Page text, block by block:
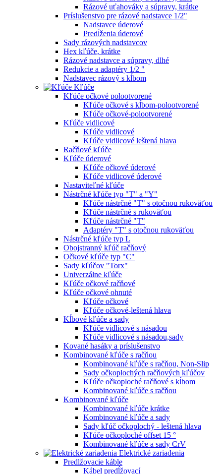
Rázové uťahováky a súpravy, krátke
Príslušenstvo pre rázové nadstavce 1/2"
Nadstavce úderové
Predĺženia úderové
Sady rázových nadstavcov
Hex kľúče, krátke
Rázové nadstavce a súpravy, dlhé
Redukcie a adaptéry 1/2 "
Nadstavec rázový s kĺbom
Kľúče
Kľúče očkové polootvorené
Kľúče očkové s kĺbom-polootvorené
Kľúče očkové-polootvorené
Kľúče vidlicové
Kľúče vidlicové
Kľúče vidlicové leštená hlava
Račňové kľúče
Kľúče úderové
Kľúče očkové úderové
Kľúče vidlicové úderové
Nastaviteľné kľúče
Nástrčné kľúče typ "T" a "Y"
Kľúče nástrčné "T" s otočnou rukoväťou
Kľúče nástrčné s rukoväťou
Kľúče nástrčné "T"
Adaptéry "T" s otočnou rukoväťou
Nástrčné kľúče typ L
Obojstranný kľúč račňový
Očkové kľúče typ "C"
Sady kľúčov "Torx"
Univerzálne kľúče
Kľúče očkové račňové
Kľúče očkové ohnuté
Kľúče očkové
Kľúče očkové-leštená hlava
Kĺbové kľúče a sady
Kľúče vidlicové s násadou
Kľúče vidlicové s násadou,sady
Kované hasáky a príslušenstvo
Kombinované kľúče s račňou
Kombinované kľúče s račňou, Non-Slip
Sady očkoplochých račňových kľúčov
Kľúče očkoploché račňové s kĺbom
Kombinované kľúče s račňou
Kombinované kľúče
Kombinované kľúče krátke
Kombinované kľúče a sady
Sady kľúč očkoplochý - leštená hlava
Kľúče očkoploché offset 15 °
Kombinované kľúče a sady CrV
Elektrické zariadenia
Predlžovacie káble
Kábel predĺžovací